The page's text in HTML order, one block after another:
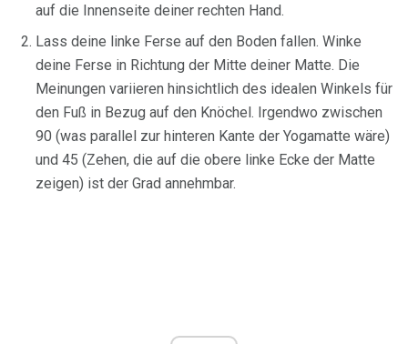
auf die Innenseite deiner rechten Hand.
Lass deine linke Ferse auf den Boden fallen. Winke
deine Ferse in Richtung der Mitte deiner Matte. Die
Meinungen variieren hinsichtlich des idealen Winkels für
den Fuß in Bezug auf den Knöchel. Irgendwo zwischen
90 (was parallel zur hinteren Kante der Yogamatte wäre)
und 45 (Zehen, die auf die obere linke Ecke der Matte
zeigen) ist der Grad annehmbar.